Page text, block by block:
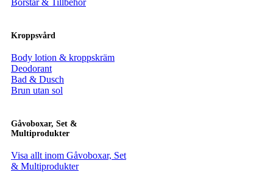
Kroppsvård
Body lotion & kroppskräm
Deodorant
Bad & Dusch
Brun utan sol
Gåvoboxar, Set &
Multiprodukter
Visa allt inom Gåvoboxar, Set
& Multiprodukter